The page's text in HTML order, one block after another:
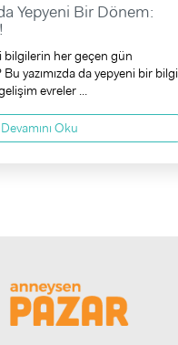
Yepyeni Bir Dönem:
bilgilerin her geçen gün
yazımızda da yepyeni bir bilgi
evreler ...
Devamını Oku